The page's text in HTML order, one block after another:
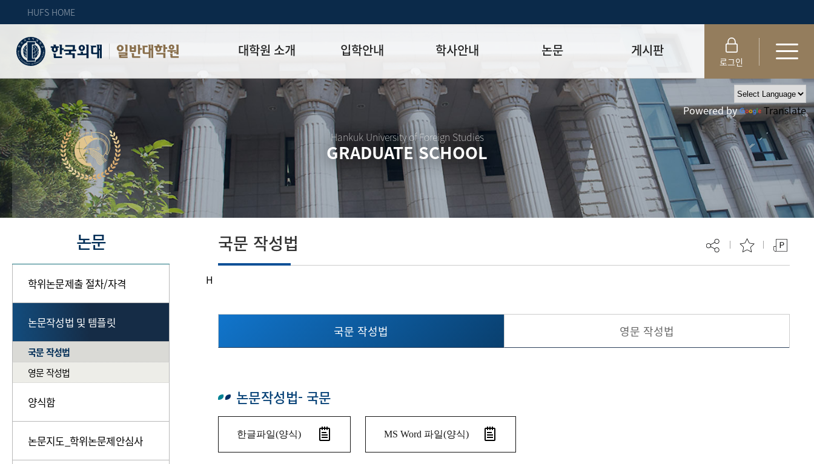
HUFS HOME
일반대학원 대학원 소개
원장인사
연혁
주임교수 연락처
자체 평가
입학안내
모집일정
모집요강
입시 공지사항
학부-대학원 연계과정
석·박사 통합 학위과정
박사후 연구과정
학사안내
학사일정표
강의시간표
수업
학적
장학
외국어시험
종합시험
제 규정
논문
학위논문제출 절차/자격
논문작성법 및 템플릿
양식함
논문지도_
학위논문제안심사
연구윤리교육 이수 안내
연구윤리위원회 규정
연구윤리 지침서
게시판
공지사항
자료실
FAQ
취업·모집 관련 공지
특강·프로그램 관련 공지
대학원생권리장전
대학원 총학생회
외국인 유학생 비자(VISA)
로그인
Hankuk University of Foreign Studies
GRADUATE SCHOOL
Powered by Translate
논문
학위논문제출 절차/자격
논문작성법 및 템플릿
국문 작성법
영문 작성법
양식함
논문지도_학위논문제안심사
H
국문 작성법
국문 작성법 영문 작성법
논문작성법- 국문
한글파일(양식) MS Word 파일(양식)